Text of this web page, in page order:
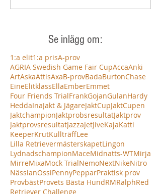
Se inlägg om:
1:a elit1:a prisA-prov
AGRIA Swedish Game Fair CupAccaAnki
ArtAskaAttisAxaB-provBadaBurtonChase
EineElitklassEllaEmberEmmet
Four Friends TrialFrankGojanGulanHardy
HeddaInaJakt & JägareJaktCupJaktCupen
JaktchampionJaktprobsresultatJaktprov
JaktprovsresultatJazzaJetJiveKajaKatti
KeeperKrutKullträffLee
Lilla RetrievermästerskapetLingon
LydnadschampionMaceMidnatts-WTMirja
MirreMixaMock TrialNemoNextNikeNitro
NässlanOssiPennyPepparPraktisk prov
ProvbästProvets Bästa HundRMRalphRed
Retriever Challenge